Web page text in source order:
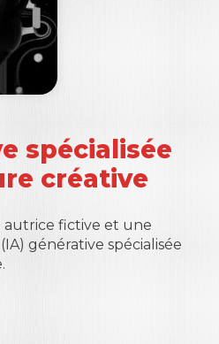
spécialisée
créative
autrice fictive et une
générative spécialisée